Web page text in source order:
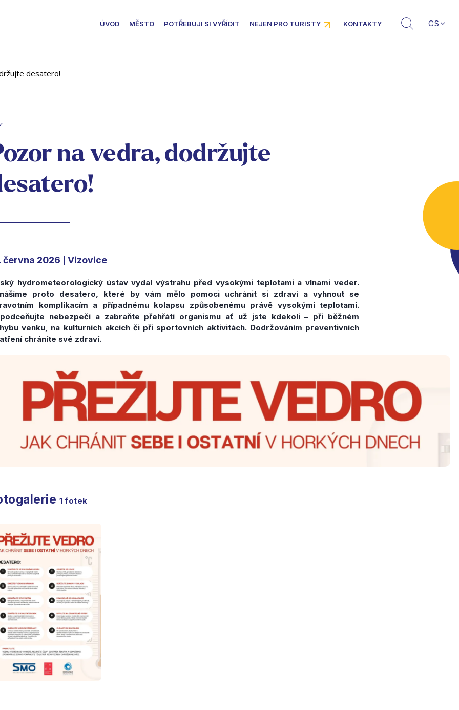
ÚVOD MĚSTO POTŘEBUJI SI VYŘÍDIT NEJEN PRO TURISTY KONTAKTY CS
desatero!
na vedra, dodržujte
června 2026 Vizovice
hydrometeorologický ústav vydal výstrahu před vysokými teplotami a vlnami veder.
proto desatero, které by vám mělo pomoci uchránit si zdraví a vyhnout se
komplikacím a případnému kolapsu způsobenému právě vysokými teplotami.
nebezpečí a zabraňte přehřátí organismu ať už jste kdekoli – při běžném
venku, na kulturních akcích či při sportovních aktivitách. Dodržováním preventivních
chráníte své zdraví.
1 fotek